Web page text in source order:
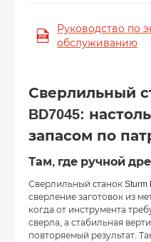
Руководство по
обслуживанию
Сверлильный
BD7045:
запасом по
Там, где ручной
Сверлильный cтанок Sturm
сверление заготовок из
когда от инструмента
сверла, а стабильная
повторяемый результат.